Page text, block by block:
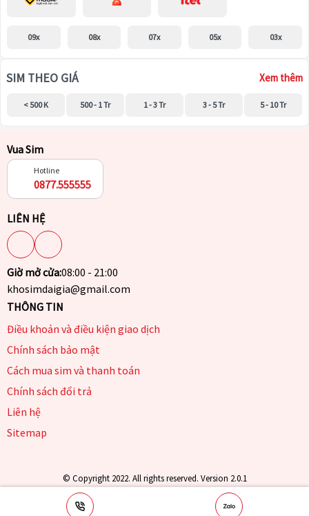
09x 08x 07x 05x 03x
SIM THEO GIÁ Xem thêm
< 500 K 500 - 1 Tr 1 - 3 Tr 3 - 5 Tr 5 - 10 Tr
Vua Sim
Hotline
0877.555555
LIÊN HỆ
Giờ mở cửa:08:00 - 21:00
khosimdaigia@gmail.com
THÔNG TIN
Điều khoản và điều kiện giao dịch
Chính sách bảo mật
Cách mua sim và thanh toán
Chính sách đổi trả
Liên hệ
Sitemap
© Copyright 2022. All rights reserved. Version 2.0.1